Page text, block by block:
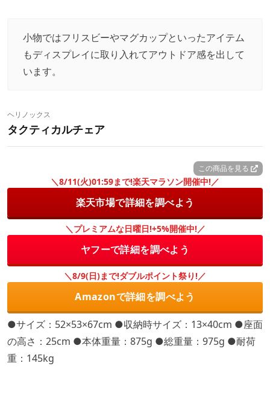
小物ではフリスビーやマグカップといったアイテム
もディスプレイに取り入れてアウトドア感を出して
います。
ヘリノックス
タクティカルチェア
この商品を見る
＼8/11(火)01:59まで!楽天マラソン開催中!／
楽天市場で詳細を調べよう
＼プレミアムな日曜日!+5%開催中!／
ヤフーで詳細を調べよう
＼8/9(日)まで!ダブルポイント祭り!／
Amazonで詳細を調べよう
●サイズ：52×53×67cm ●収納時サイズ：13×40cm ●座面
の高さ：25cm ●本体重量：875g ●総重量：975g ●耐荷
重：145kg